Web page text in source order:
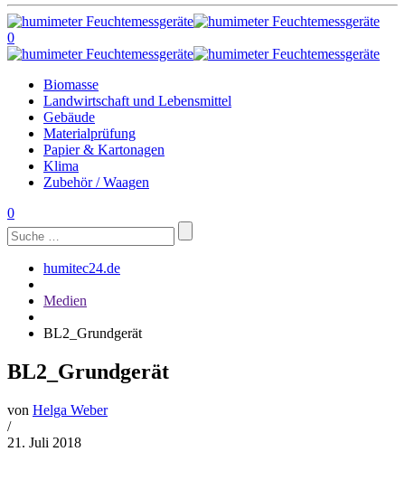
0
Biomasse
Landwirtschaft und Lebensmittel
Gebäude
Materialprüfung
Papier & Kartonagen
Klima
Zubehör / Waagen
0
Suchen
nach:
humitec24.de
Medien
BL2_Grundgerät
BL2_Grundgerät
von Helga Weber
/
21. Juli 2018